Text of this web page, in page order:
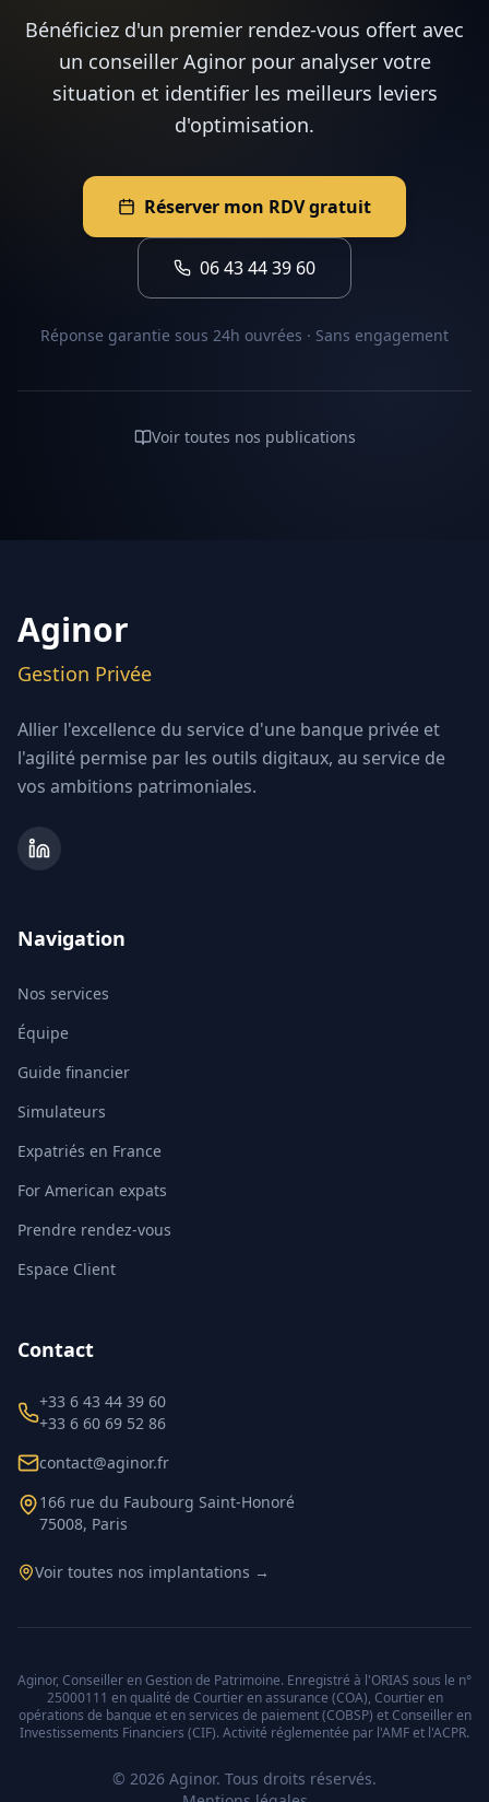
Bénéficiez d'un premier rendez-vous offert avec
un conseiller Aginor pour analyser votre
situation et identifier les meilleurs leviers
d'optimisation.
Réserver mon RDV gratuit
06 43 44 39 60
Réponse garantie sous 24h ouvrées · Sans engagement
Voir toutes nos publications
Aginor
Gestion Privée
Allier l'excellence du service d'une banque privée et
l'agilité permise par les outils digitaux, au service de
vos ambitions patrimoniales.
Navigation
Nos services
Équipe
Guide financier
Simulateurs
Expatriés en France
For American expats
Prendre rendez-vous
Espace Client
Contact
+33 6 43 44 39 60
+33 6 60 69 52 86
contact@aginor.fr
166 rue du Faubourg Saint-Honoré
75008, Paris
Voir toutes nos implantations →
Aginor, Conseiller en Gestion de Patrimoine. Enregistré à l'ORIAS sous le n°
25000111 en qualité de Courtier en assurance (COA), Courtier en
opérations de banque et en services de paiement (COBSP) et Conseiller en
Investissements Financiers (CIF). Activité réglementée par l'AMF et l'ACPR.
© 2026 Aginor. Tous droits réservés.